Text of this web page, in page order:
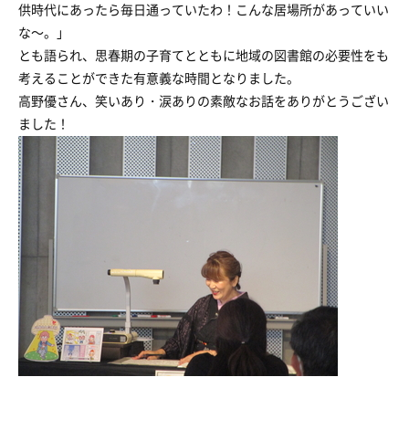
供時代にあったら毎日通っていたわ！こんな居場所があっていい
な～。」
とも語られ、思春期の子育てとともに地域の図書館の必要性をも
考えることができた有意義な時間となりました。
高野優さん、笑いあり・涙ありの素敵なお話をありがとうござい
ました！